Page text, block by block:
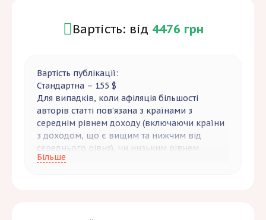
Вартість: від 4476 грн
Вартість публікації:
Стандартна – 155 $
Для випадків, коли афіляція більшості
авторів статті пов’язана з країнами з
середнім рівнем доходу (включаючи країни
з доходом, що є вищим та нижчим від
середнього рівня), чи низьким рівнем
доходу -35% – 100$
Більше